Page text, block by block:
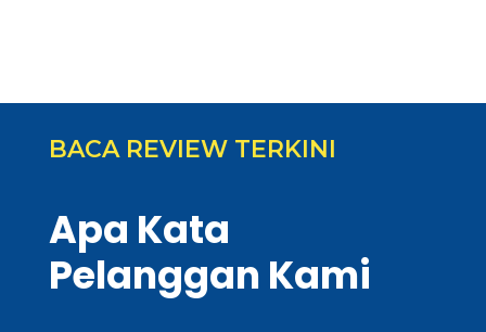
BACA REVIEW TERKINI
Apa Kata
Pelanggan Kami